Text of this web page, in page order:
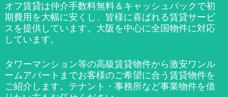
オフ賃貸は仲介手数料無料＆キャッシュバックで初
期費用を大幅に安くし、皆様に喜ばれる賃貸サービ
スを提供しています。大阪を中心に全国物件に対応
しています。
タワーマンション等の高級賃貸物件から激安ワンル
ームアパートまでお客様のご希望に合う賃貸物件を
ご紹介します。テナント・事務所など事業物件を借